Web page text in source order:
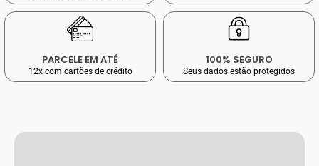
PARCELE EM ATÉ
12x com cartões de crédito
100% SEGURO
Seus dados estão protegidos